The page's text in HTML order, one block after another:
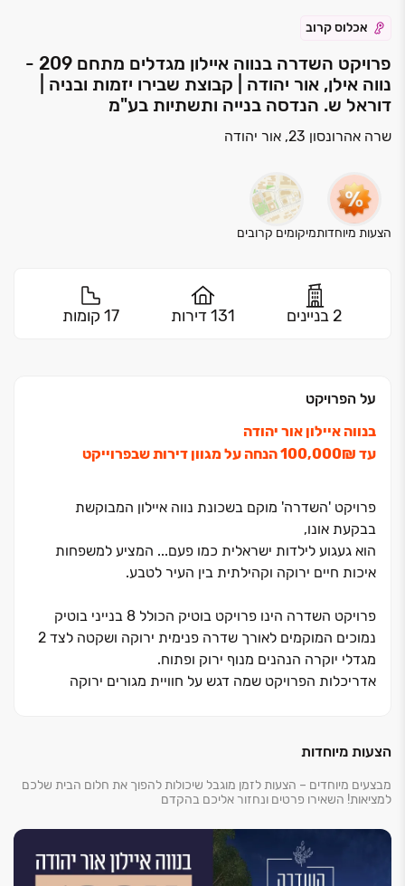
אכלוס קרוב
פרויקט השדרה בנווה איילון מגדלים מתחם 209 -
נווה אילן, אור יהודה | קבוצת שבירו יזמות ובניה |
דוראל ש. הנדסה בנייה ותשתיות בע"מ
שרה אהרונסון 23, אור יהודה
הצעות מיוחדותמיקומים קרובים
2 בניינים 131 דירות 17 קומות
על הפרויקט
בנווה איילון אור יהודה
עד ₪‏100,000 הנחה על מגוון דירות שבפרוייקט
פרויקט 'השדרה' מוקם בשכונת נווה איילון המבוקשת
בבקעת אונו,
הוא געגוע לילדות ישראלית כמו פעם... המציע למשפחות
איכות חיים ירוקה וקהילתית בין העיר לטבע.
פרויקט השדרה הינו פרויקט בוטיק הכולל ‏8 בנייני בוטיק
נמוכים המוקמים לאורך שדרה פנימית ירוקה ושקטה לצד ‏2
מגדלי יוקרה הנהנים מנוף ירוק ופתוח.
אדריכלות הפרויקט שמה דגש על חוויית מגורים ירוקה
הפנימי, חללים גדולים ומוארים החוגגים את החוץ והטבע
הכולל מטבח מעוצב וגדול המותאם למשפחות ישראליות
וחדרי רחצה מעוצבים, וכן ביצוע מדויק ברמת הגמר הגבוהה
ביותר, כל אלה משלימים את תחושת מגורי הבוטיק בפרויקט.
כל הדירות בעלות מפרט עשיר ורמת ביצוע גבוהה ומוקפדת
בכל חדרי הבית, בדגש על חדרי רחצה מפוארים ומטבח גדול
הצעות מיוחדות
מבצעים מיוחדים – הצעות לזמן מוגבל שיכולות להפוך את חלום הבית שלכם
למציאות! השאירו פרטים ונחזור אליכם בהקדם